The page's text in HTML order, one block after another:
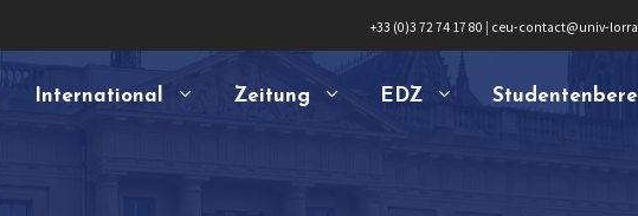
+33 (0)3 72 74 17 80 ceu-contact@univ-
International Zeitung EDZ